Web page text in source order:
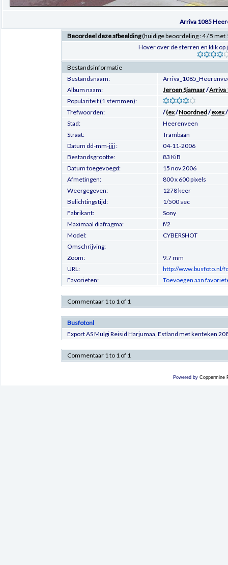
Arriva 1085
Beoordeel deze afbeelding(huidige beoordeling : 4 / 5 met
Hover over de sterren en klik
Bestandsinformatie
Bestandsnaam:
Album naam:
Jeroen Sjamaar/Arriva
Populariteit (1 stemmen):
Trefwoorden:
/(ex/Noordned/exex/
Stad:
Heerenveen
Straat:
Trambaan
Datum dd-mm-jjjj :
04-11-2006
Bestandsgrootte:
83 KiB
Datum toegevoegd:
15 nov 2006
Afmetingen:
800 x 600 pixels
Weergegeven:
1278 keer
Belichtingstijd:
1/500 sec
Fabrikant:
Sony
Maximaal diafragma:
f/2
Model:
CYBERSHOT
Omschrijving:
Zoom:
9.7 mm
URL:
http://www.busfoto.nl/
Favorieten:
Toevoegen aan
Commentaar 1 to 1 of 1
Busfotonl
Export AS Mulgi Reisid Harjumaa, Estland met kenteken
Commentaar 1 to 1 of 1
Powered by Coppermine